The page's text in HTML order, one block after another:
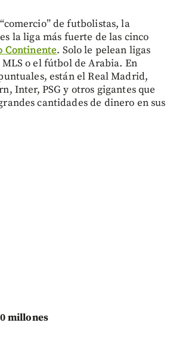
de futbolistas, la
es la liga más fuerte de las cinco
Continente. Solo le pelean ligas
o el fútbol de Arabia. En
están el Real Madrid,
Inter, PSG y otros gigantes que
cantidades de dinero en sus
millones